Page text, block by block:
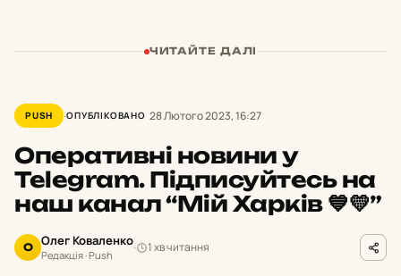
ЧИТАЙТЕ ДАЛІ
PUSH ОПУБЛІКОВАНО 28 Лютого 2023, 16:27
Оперативні новини у
Telegram. Підписуйтесь на
наш канал “Мій Харків 💙💛”
О Олег Коваленко
Редакція · Push
1 хв читання